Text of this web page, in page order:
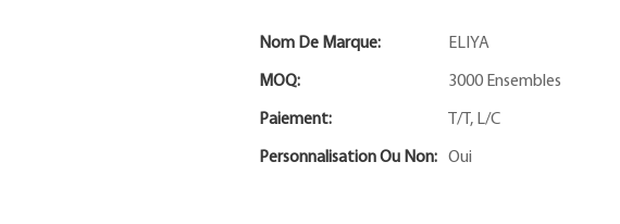
Nom De Marque: ELIYA
MOQ: 3000 Ensembles
Paiement: T/T, L/C
Personnalisation Ou Non: Oui